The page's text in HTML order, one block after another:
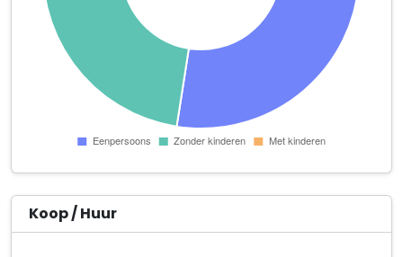
Aerobic Silver
Aureliushof 148
Afroditis Art
Akeleistraat 17
Americanshop
Alde Caerteruwe 56
Ancient Cure
Foliodonk 98
Aquila Translation
Koop / Huur